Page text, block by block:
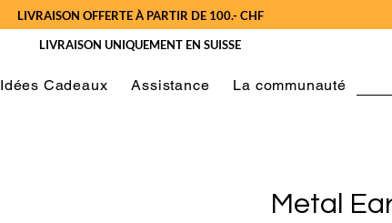
LIVRAISON OFFERTE À PARTIR DE 100.- CHF
LIVRAISON UNIQUEMENT EN SUISSE
Idées Cadeaux Assistance La communauté
Metal